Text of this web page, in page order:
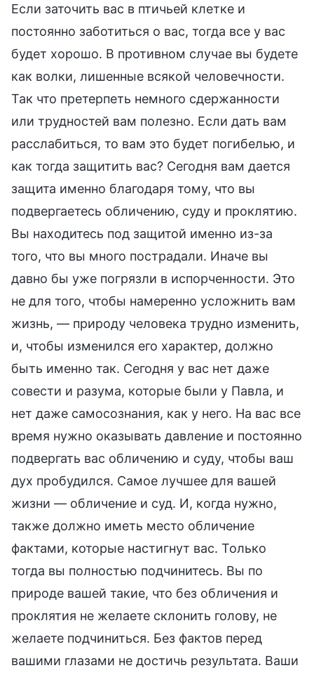
Если заточить вас в птичьей клетке и
постоянно заботиться о вас, тогда все у вас
будет хорошо. В противном случае вы будете
как волки, лишенные всякой человечности.
Так что претерпеть немного сдержанности
или трудностей вам полезно. Если дать вам
расслабиться, то вам это будет погибелью, и
как тогда защитить вас? Сегодня вам дается
защита именно благодаря тому, что вы
подвергаетесь обличению, суду и проклятию.
Вы находитесь под защитой именно из-за
того, что вы много пострадали. Иначе вы
давно бы уже погрязли в испорченности. Это
не для того, чтобы намеренно усложнить вам
жизнь, — природу человека трудно изменить,
и, чтобы изменился его характер, должно
быть именно так. Сегодня у вас нет даже
совести и разума, которые были у Павла, и
нет даже самосознания, как у него. На вас все
время нужно оказывать давление и постоянно
подвергать вас обличению и суду, чтобы ваш
дух пробудился. Самое лучшее для вашей
жизни — обличение и суд. И, когда нужно,
также должно иметь место обличение
фактами, которые настигнут вас. Только
тогда вы полностью подчинитесь. Вы по
природе вашей такие, что без обличения и
проклятия не желаете склонить голову, не
желаете подчиниться. Без фактов перед
вашими глазами не достичь результата. Ваши